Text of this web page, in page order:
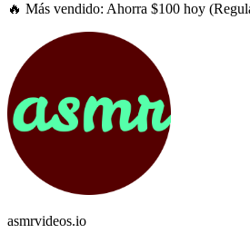
🔥 Más vendido: Ahorra $100 hoy
asmrvideos.io